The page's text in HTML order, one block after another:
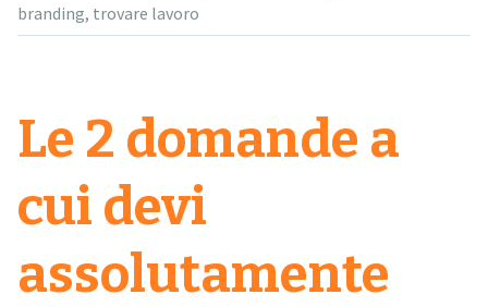
branding, trovare lavoro
Le 2 domande a
cui devi
assolutamente